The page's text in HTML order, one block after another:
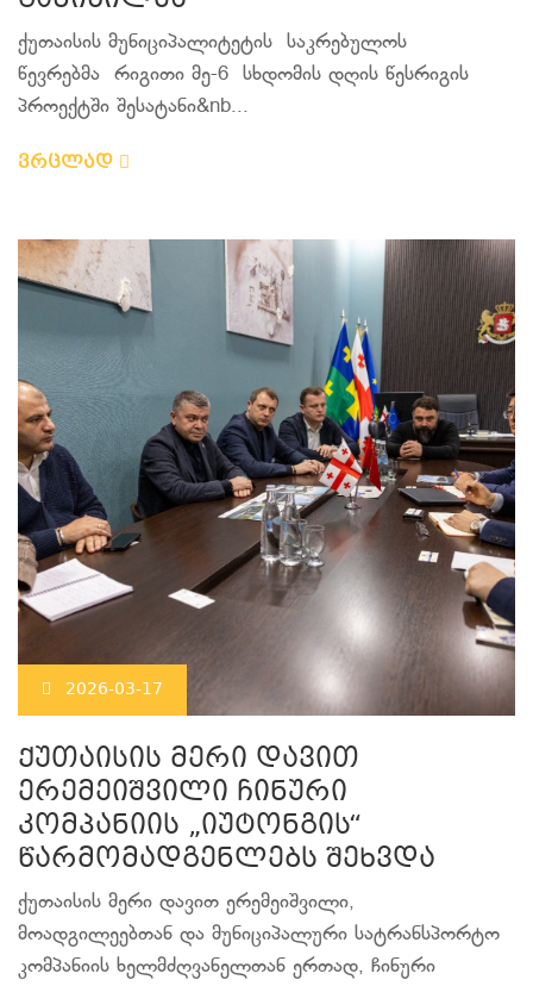
ქუთაისის მუნიციპალიტეტის საკრებულოს
წევრებმა რიგითი მე-6 სხდომის დღის წესრიგის
პროექტში შესატანი&nb...
ვრცლად
2026-03-17
ქუთაისის მერი დავით
ერემეიშვილი ჩინური
კომპანიის „იუტონგის“
წარმომადგენლებს შეხვდა
ქუთაისის მერი დავით ერემეიშვილი,
მოადგილეებთან და მუნიციპალური სატრანსპორტო
კომპანიის ხელმძღვანელთან ერთად, ჩინური